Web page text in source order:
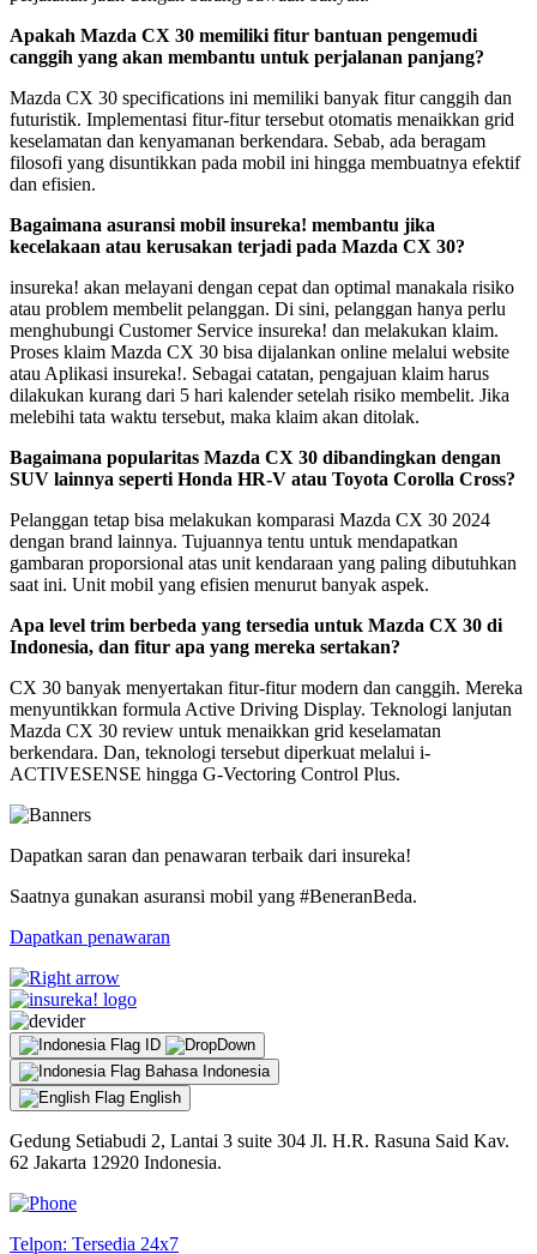
Apakah Mazda CX 30 memiliki fitur bantuan pengemudi
canggih yang akan membantu untuk perjalanan panjang?
Mazda CX 30 specifications ini memiliki banyak fitur canggih dan
futuristik. Implementasi fitur-fitur tersebut otomatis menaikkan grid
keselamatan dan kenyamanan berkendara. Sebab, ada beragam
filosofi yang disuntikkan pada mobil ini hingga membuatnya efektif
dan efisien.
Bagaimana asuransi mobil insureka! membantu jika
kecelakaan atau kerusakan terjadi pada Mazda CX 30?
insureka! akan melayani dengan cepat dan optimal manakala risiko
atau problem membelit pelanggan. Di sini, pelanggan hanya perlu
menghubungi Customer Service insureka! dan melakukan klaim.
Proses klaim Mazda CX 30 bisa dijalankan online melalui website
atau Aplikasi insureka!. Sebagai catatan, pengajuan klaim harus
dilakukan kurang dari 5 hari kalender setelah risiko membelit. Jika
melebihi tata waktu tersebut, maka klaim akan ditolak.
Bagaimana popularitas Mazda CX 30 dibandingkan dengan
SUV lainnya seperti Honda HR-V atau Toyota Corolla Cross?
Pelanggan tetap bisa melakukan komparasi Mazda CX 30 2024
dengan brand lainnya. Tujuannya tentu untuk mendapatkan
gambaran proporsional atas unit kendaraan yang paling dibutuhkan
saat ini. Unit mobil yang efisien menurut banyak aspek.
Apa level trim berbeda yang tersedia untuk Mazda CX 30 di
Indonesia, dan fitur apa yang mereka sertakan?
CX 30 banyak menyertakan fitur-fitur modern dan canggih. Mereka
menyuntikkan formula Active Driving Display. Teknologi lanjutan
Mazda CX 30 review untuk menaikkan grid keselamatan
berkendara. Dan, teknologi tersebut diperkuat melalui i-
ACTIVESENSE hingga G-Vectoring Control Plus.
Dapatkan saran dan penawaran terbaik dari insureka!
Saatnya gunakan asuransi mobil yang #BeneranBeda.
Dapatkan penawaran
ID
Bahasa Indonesia
English
Gedung Setiabudi 2, Lantai 3 suite 304 Jl. H.R. Rasuna Said Kav.
62 Jakarta 12920 Indonesia.
Telpon: Tersedia 24x7